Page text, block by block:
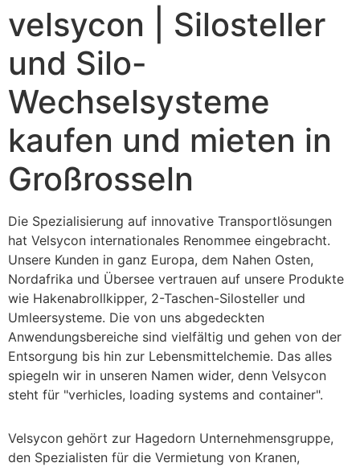
velsycon | Silosteller
und Silo-
Wechselsysteme
kaufen und mieten in
Großrosseln
Die Spezialisierung auf innovative Transportlösungen
hat Velsycon internationales Renommee eingebracht.
Unsere Kunden in ganz Europa, dem Nahen Osten,
Nordafrika und Übersee vertrauen auf unsere Produkte
wie Hakenabrollkipper, 2-Taschen-Silosteller und
Umleersysteme. Die von uns abgedeckten
Anwendungsbereiche sind vielfältig und gehen von der
Entsorgung bis hin zur Lebensmittelchemie. Das alles
spiegeln wir in unseren Namen wider, denn Velsycon
steht für "verhicles, loading systems and container".
Velsycon gehört zur Hagedorn Unternehmensgruppe,
den Spezialisten für die Vermietung von Kranen,